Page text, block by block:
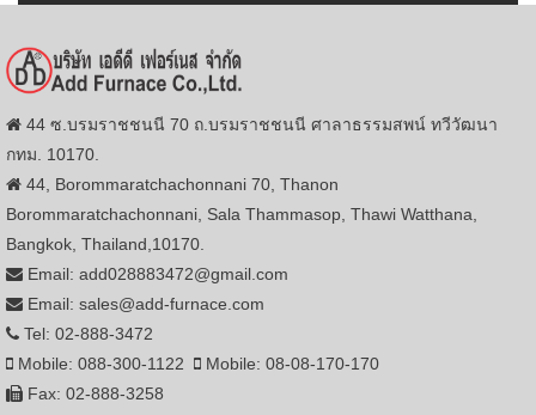
44 ซ.บรมราชชนนี 70 ถ.บรมราชชนนี ศาลาธรรมสพน์ ทวีวัฒนา
กทม. 10170.
44, Borommaratchachonnani 70, Thanon
Borommaratchachonnani, Sala Thammasop, Thawi Watthana,
Bangkok, Thailand,10170.
Email: add028883472@gmail.com
Email: sales@add-furnace.com
Tel: 02-888-3472
Mobile: 088-300-1122
Mobile: 08-08-170-170
Fax: 02-888-3258